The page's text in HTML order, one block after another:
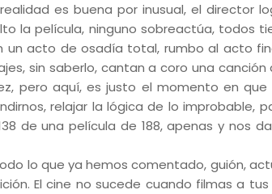
es buena por inusual, el director
la película, ninguno sobreactúa, todos
acto de osadía total, rumbo al acto
sin saberlo, cantan a coro una canción
pero aquí, es justo el momento en que
relajar la lógica de lo improbable,
de una película de 188, apenas y nos
lo que ya hemos comentado, guión,
El cine no sucede cuando filmas a